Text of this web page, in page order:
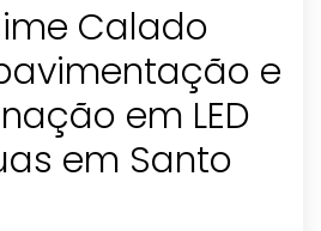
Calado
e
em LED
em Santo